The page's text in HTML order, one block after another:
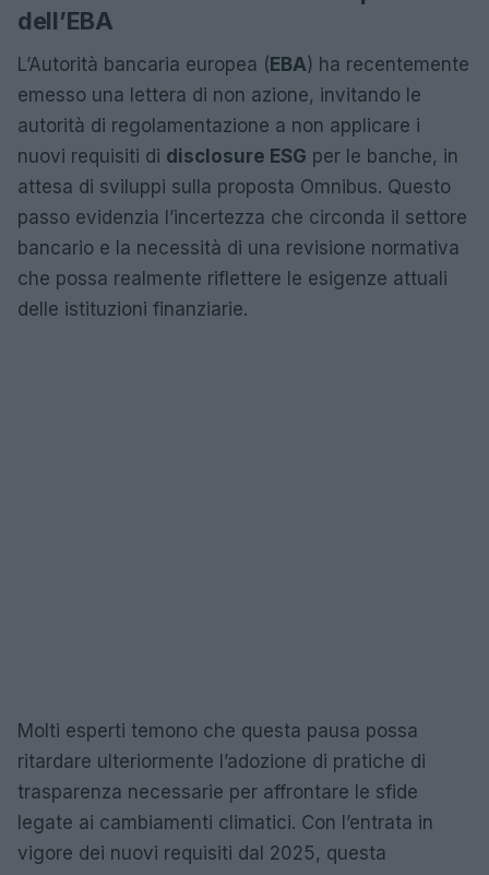
dell’EBA
L’Autorità bancaria europea (EBA) ha recentemente
emesso una lettera di non azione, invitando le
autorità di regolamentazione a non applicare i
nuovi requisiti di disclosure ESG per le banche, in
attesa di sviluppi sulla proposta Omnibus. Questo
passo evidenzia l’incertezza che circonda il settore
bancario e la necessità di una revisione normativa
che possa realmente riflettere le esigenze attuali
delle istituzioni finanziarie.
Molti esperti temono che questa pausa possa
ritardare ulteriormente l’adozione di pratiche di
trasparenza necessarie per affrontare le sfide
legate ai cambiamenti climatici. Con l’entrata in
vigore dei nuovi requisiti dal 2025, questa